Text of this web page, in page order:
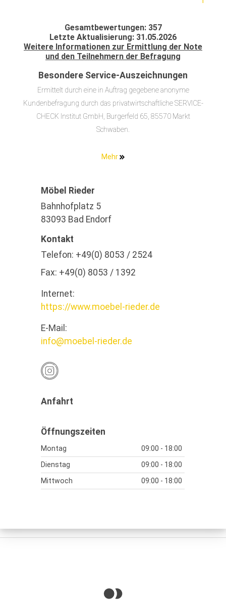
Gesamtbewertungen: 357
Letzte Aktualisierung: 31.05.2026
Weitere Informationen zur Ermittlung der Note
und den Teilnehmern der Befragung
Besondere Service-Auszeichnungen
Ermittelt durch eine in Auftrag gegebene anonyme
Kundenbefragung durch das privatwirtschaftliche SERVICE-
CHECK Institut GmbH, Burgerfeld 65, 85570 Markt
Schwaben.
Mehr
Möbel Rieder
Bahnhofplatz 5
83093 Bad Endorf
Kontakt
Telefon: +49(0) 8053 / 2524
Fax: +49(0) 8053 / 1392
Internet:
https://www.moebel-rieder.de
E-Mail:
info@moebel-rieder.de
Anfahrt
Öffnungszeiten
Montag
09:00 - 18:00
Dienstag
09:00 - 18:00
Mittwoch
09:00 - 18:00
Samstag
09:00 - 13:00